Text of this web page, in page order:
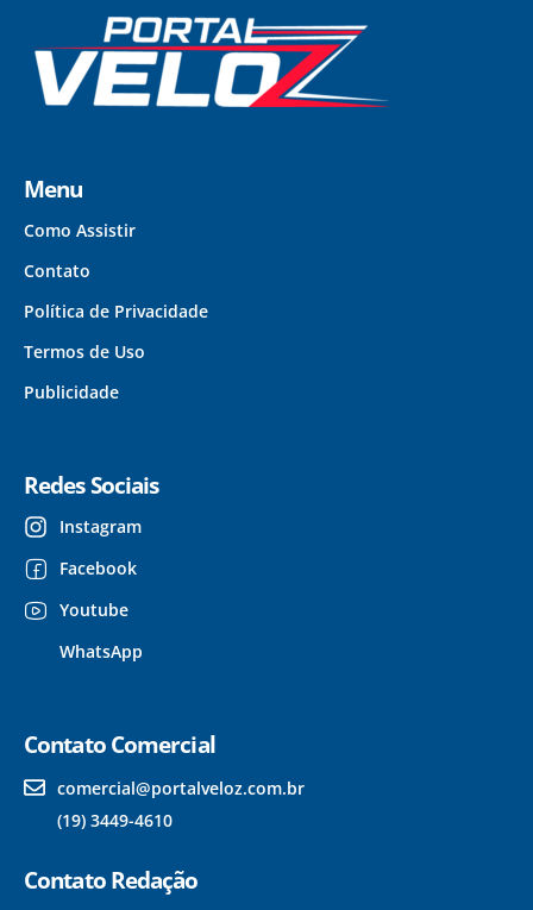
Menu
Como Assistir
Contato
Política de Privacidade
Termos de Uso
Publicidade
Redes Sociais
Instagram
Facebook
Youtube
WhatsApp
Contato Comercial
comercial@portalveloz.com.br
(19) 3449-4610
Contato Redação